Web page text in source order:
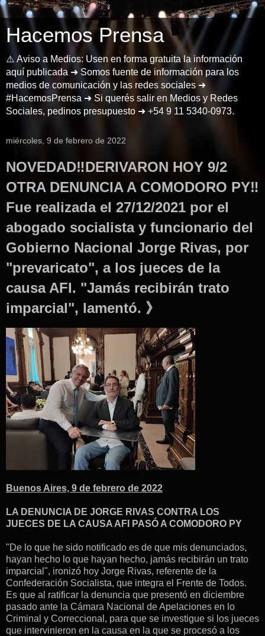
Hacemos Prensa
⚠️ Aviso a Medios: Usen en forma gratuita la información
aquí publicada ➜ Somos fuente de información para los
medios de comunicación y las redes sociales ➜
#HacemosPrensa ➜ Si querés salir en Medios y Redes
Sociales, pedinos presupuesto ➜ +54 9 11 5340-0973.
miércoles, 9 de febrero de 2022
NOVEDAD‼️DERIVARON HOY 9/2
OTRA DENUNCIA A COMODORO PY‼️
Fue realizada el 27/12/2021 por el
abogado socialista y funcionario del
Gobierno Nacional Jorge Rivas, por
"prevaricato", a los jueces de la
causa AFI. "Jamás recibirán trato
imparcial", lamentó. 》
Buenos Aires, 9 de febrero de 2022
LA DENUNCIA DE JORGE RIVAS CONTRA LOS
JUECES DE LA CAUSA AFI PASÓ A COMODORO PY
"De lo que he sido notificado es de que mis denunciados,
hayan hecho lo que hayan hecho, jamás recibirán un trato
imparcial", ironizó hoy Jorge Rivas, referente de la
Confederación Socialista, que integra el Frente de Todos.
Es que al ratificar la denuncia que presentó en diciembre
pasado ante la Cámara Nacional de Apelaciones en lo
Criminal y Correccional, para que se investigue si los jueces
que intervinieron en la causa en la que se procesó a los